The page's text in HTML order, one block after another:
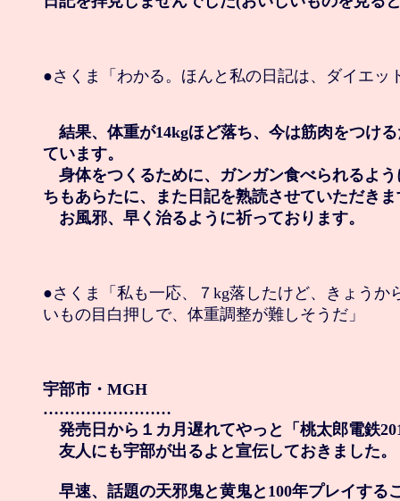
●さくま「わかる。ほんと私の日記は、ダイエッ
結果、体重が14kgほど落ち、今は筋肉をつけ
ています。
身体をつくるために、ガンガン食べられるよ
ちもあらたに、また日記を熟読させていただきま
お風邪、早く治るように祈っております。
●さくま「私も一応、７kg落したけど、きょうか
いもの目白押しで、体重調整が難しそうだ」
宇部市・MGH
……………………
発売日から１カ月遅れてやっと「桃太郎電鉄
友人にも宇部が出るよと宣伝しておきました。
早速、話題の天邪鬼と黄鬼と100年プレイする